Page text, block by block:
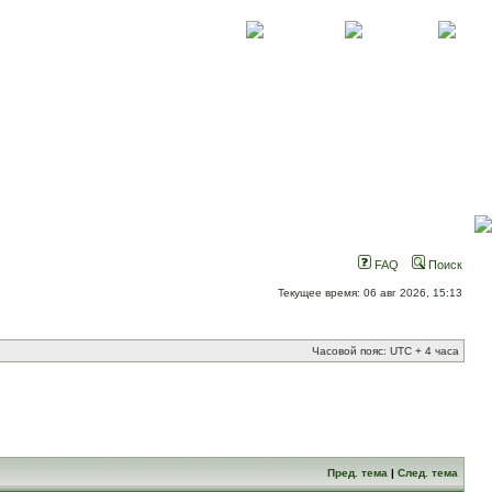
FAQ Поиск
Текущее время: 06 авг 2026, 15:13
Часовой пояс: UTC + 4 часа
Пред. тема | След. тема